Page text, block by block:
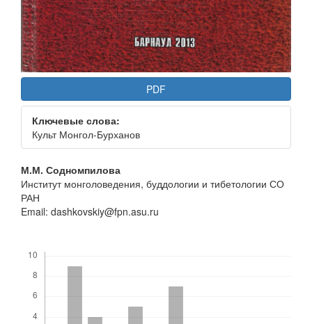
PDF
Ключевые слова:
Культ Монгол-Бурханов
Основное
содержание
статьи
М.М. Содномпилова
Институт монголоведения, буддологии и тибетологии СО
РАН
Email: dashkovskiy@fpn.asu.ru